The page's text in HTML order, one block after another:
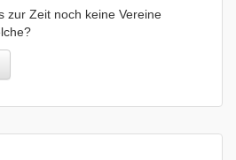
zur Zeit noch keine Vereine